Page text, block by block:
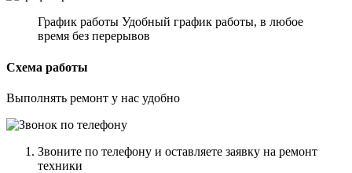
График работы Удобный график работы, в любое
время без перерывов
Схема работы
Выполнять ремонт у нас удобно
Звоните по телефону и оставляете заявку на ремонт
техники